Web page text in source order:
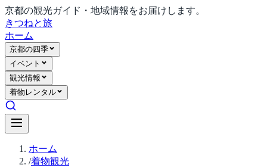
京都の観光ガイド・地域情報をお届けします。
きつねと旅
ホーム
京都の四季
イベント
観光情報
着物レンタル
ホーム
/着物観光